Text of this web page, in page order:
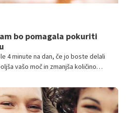
bo pomagala pokuriti
4 minute na dan, če jo boste delali
vašo moč in zmanjša količino
bo v veliko pomoč, če želite bolj